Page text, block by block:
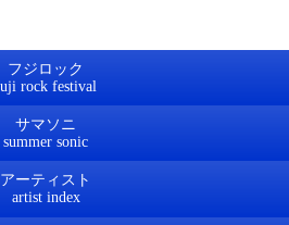
フジロック
サマソニ
アーティスト